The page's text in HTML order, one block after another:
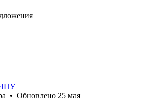
ЧПУ
• Обновлено 25 мая